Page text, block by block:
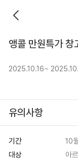
앵콜 만원특가 창
2025.10.16~
유의사항
기간
10
대상
아